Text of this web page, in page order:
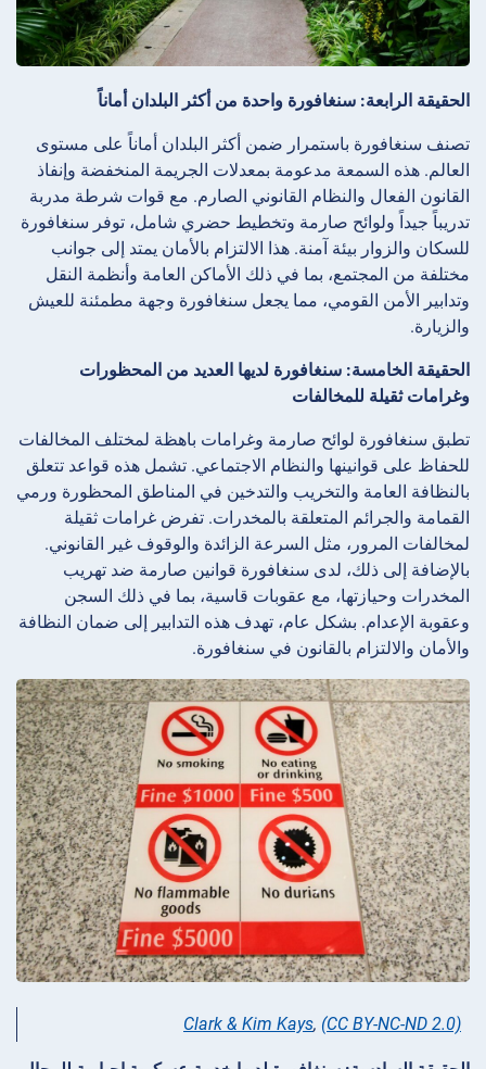
الحقيقة الرابعة: سنغافورة واحدة من أكثر البلدان أماناً
تصنف سنغافورة باستمرار ضمن أكثر البلدان أماناً على مستوى
العالم. هذه السمعة مدعومة بمعدلات الجريمة المنخفضة وإنفاذ
القانون الفعال والنظام القانوني الصارم. مع قوات شرطة مدربة
تدريباً جيداً ولوائح صارمة وتخطيط حضري شامل، توفر سنغافورة
للسكان والزوار بيئة آمنة. هذا الالتزام بالأمان يمتد إلى جوانب
مختلفة من المجتمع، بما في ذلك الأماكن العامة وأنظمة النقل
وتدابير الأمن القومي، مما يجعل سنغافورة وجهة مطمئنة للعيش
والزيارة.
الحقيقة الخامسة: سنغافورة لديها العديد من المحظورات
وغرامات ثقيلة للمخالفات
تطبق سنغافورة لوائح صارمة وغرامات باهظة لمختلف المخالفات
للحفاظ على قوانينها والنظام الاجتماعي. تشمل هذه قواعد تتعلق
بالنظافة العامة والتخريب والتدخين في المناطق المحظورة ورمي
القمامة والجرائم المتعلقة بالمخدرات. تفرض غرامات ثقيلة
لمخالفات المرور، مثل السرعة الزائدة والوقوف غير القانوني.
بالإضافة إلى ذلك، لدى سنغافورة قوانين صارمة ضد تهريب
المخدرات وحيازتها، مع عقوبات قاسية، بما في ذلك السجن
وعقوبة الإعدام. بشكل عام، تهدف هذه التدابير إلى ضمان النظافة
والأمان والالتزام بالقانون في سنغافورة.
Clark & Kim Kays, (CC BY-NC-ND 2.0)